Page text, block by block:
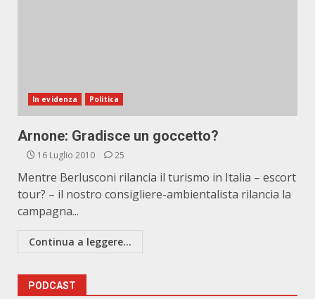
In evidenza Politica
Arnone: Gradisce un goccetto?
16 Luglio 2010 25
Mentre Berlusconi rilancia il turismo in Italia – escort
tour? – il nostro consigliere-ambientalista rilancia la
campagna...
Continua a leggere...
PODCAST